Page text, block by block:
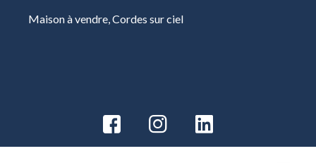
Maison à vendre, Cordes sur ciel